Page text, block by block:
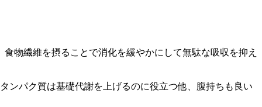
物繊維を摂ることで消化を緩やかにして無駄な吸収を抑え
タンパク質は基礎代謝を上げるのに役立つ他、腹持ちも良い